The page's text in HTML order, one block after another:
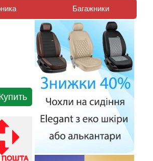
Багажники